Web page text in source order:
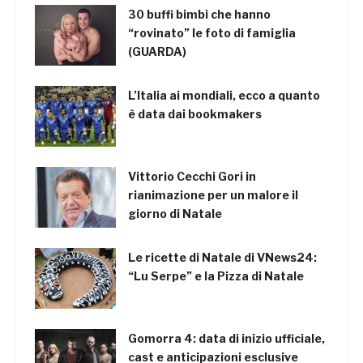
30 buffi bimbi che hanno
“rovinato” le foto di famiglia
(GUARDA)
L’Italia ai mondiali, ecco a quanto
è data dai bookmakers
Vittorio Cecchi Gori in
rianimazione per un malore il
giorno di Natale
Le ricette di Natale di VNews24:
“Lu Serpe” e la Pizza di Natale
Gomorra 4: data di inizio ufficiale,
cast e anticipazioni esclusive